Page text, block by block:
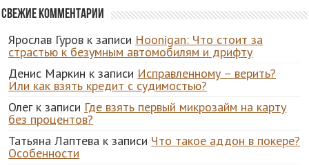
Свежие комментарии
Ярослав Гуров к записи Hoonigan: Что стоит за
страстью к безумным автомобилям и дрифту
Денис Маркин к записи Исправленному – верить?
Или как взять кредит с судимостью?
Олегк записи Где взять первый микрозайм на карту
без процентов?
Татьяна Лаптева к записи Что такое аддон в покере?
Особенности